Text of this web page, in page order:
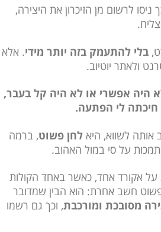
לרשום מן הזיכרון את היצירה,
בלי להתעמק בזה יותר מידי. אלא
ולאתר יוטיוב.
היה אפשרי או לא היה קל בעבר,
חיכתה לי הפתעה.
לחן פשוט, ברמה
על סי במול האהוב.
על אקורד אחד, כאשר באחד הקולות
חשב אחרת: הוא הבין שמדובר
מסובכת ומורכבת, וכך גם רשמו